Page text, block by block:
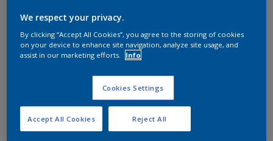
Bereken
Op dit moment is het niet mogelijk dit product online
te bestellen. Houd de website in de gaten, we werken
er hard aan om de voorraad aan te vullen.
We respect your privacy.
By clicking “Accept All Cookies”, you agree to the storing of cookies
on your device to enhance site navigation, analyze site usage, and
assist in our marketing efforts.
Info
Cookies Settings
Reject All
Accept All Cookies